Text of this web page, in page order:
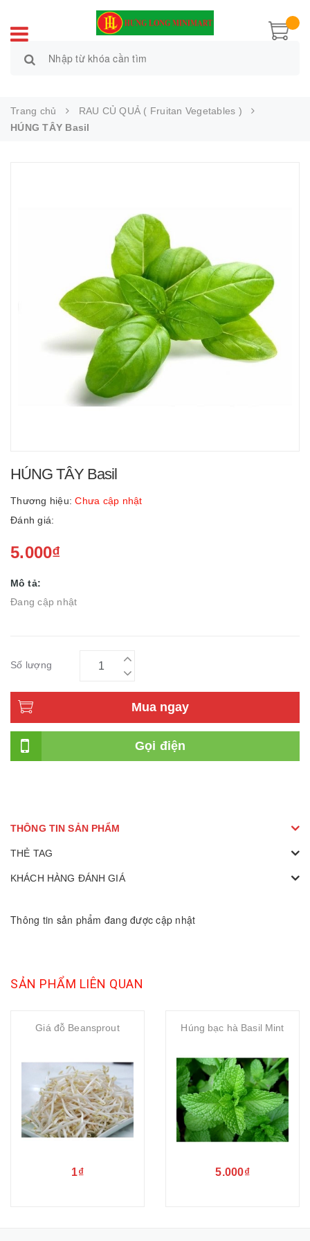
Trang chủ
RAU CỦ QUẢ ( Fruitan Vegetables )
HÚNG TÂY Basil
HÚNG TÂY Basil
Thương hiệu: Chưa cập nhật
Đánh giá:
5.000₫
Mô tả:
Đang cập nhật
Số lượng
Mua ngay
Gọi điện
THÔNG TIN SẢN PHẨM
THẺ TAG
KHÁCH HÀNG ĐÁNH GIÁ
Thông tin sản phẩm đang được cập nhật
SẢN PHẨM LIÊN QUAN
Giá đỗ Beansprout
1₫
Húng bạc hà Basil Mint
5.000₫